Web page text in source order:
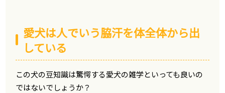
愛犬は人でいう脇汗を体全体から出
している
この犬の豆知識は驚愕する愛犬の雑学といっても良いの
ではないでしょうか？